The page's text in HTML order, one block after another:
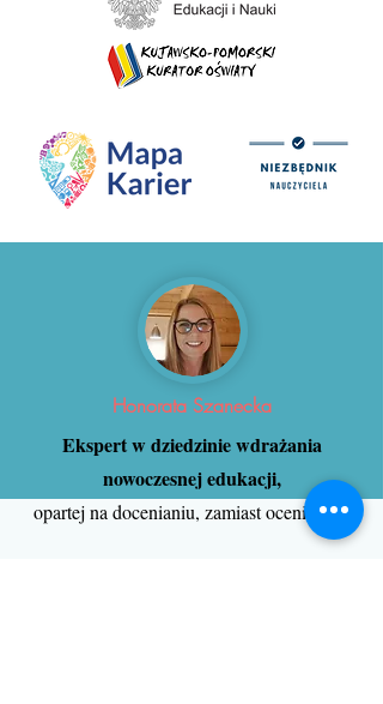
Honorata Szanecka
Ekspert w dziedzinie wdrażania
nowoczesnej edukacji,
opartej na docenianiu, zamiast ocenianiu.